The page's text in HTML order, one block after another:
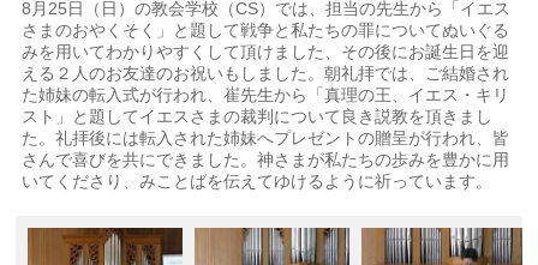
8月25日（日）の教会学校（CS）では、担当の先生から「イエス
さまのおやくそく」と題して戦争と私たちの罪についてぬいぐる
みを用いてわかりやすくして頂けました、その後にお誕生日を迎
える２人のお友達のお祝いもしました。朝礼拝では、ご結婚され
た姉妹の転入式が行われ、崔先生から「真理の王、イエス・キリ
スト」と題してイエスさまの裁判について良き説教を頂きまし
た。礼拝後には転入された姉妹へプレゼントの贈呈が行われ、皆
さんで喜びを共にできました。神さまが私たちの歩みを豊かに用
いてくださり、みことばを伝えてゆけるように祈っています。